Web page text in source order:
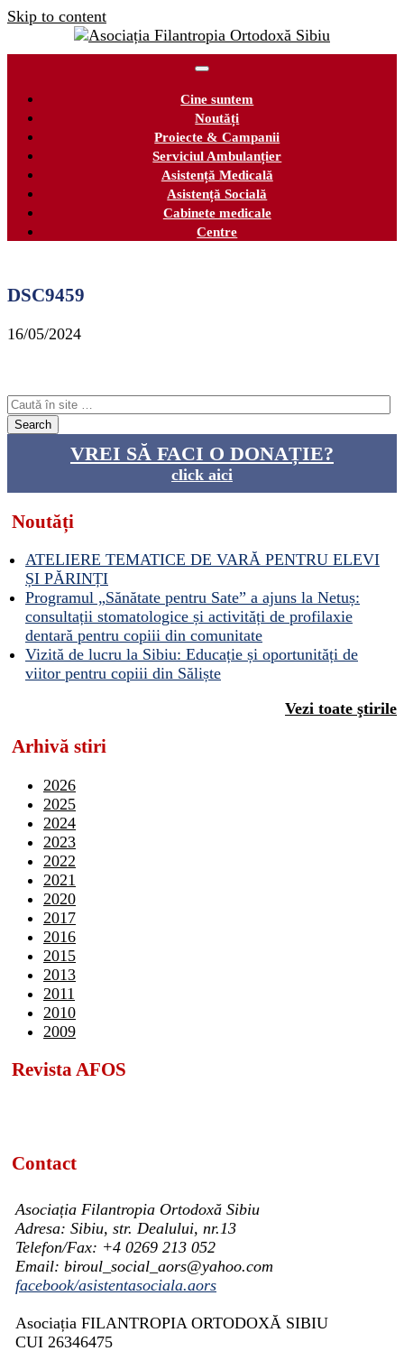
Skip to content
Cine suntem
Noutăți
Proiecte & Campanii
Serviciul Ambulanțier
Asistență Medicală
Asistență Socială
Cabinete medicale
Centre
DSC9459
16/05/2024
VREI SĂ FACI O DONAȚIE?
click aici
Noutăți
ATELIERE TEMATICE DE VARĂ PENTRU ELEVI
ȘI PĂRINȚI
Programul „Sănătate pentru Sate” a ajuns la Netuș:
consultații stomatologice și activități de profilaxie
dentară pentru copiii din comunitate
Vizită de lucru la Sibiu: Educație și oportunități de
viitor pentru copiii din Săliște
Vezi toate ştirile
Arhivă stiri
2026
2025
2024
2023
2022
2021
2020
2017
2016
2015
2013
2011
2010
2009
Revista AFOS
Contact
Asociația Filantropia Ortodoxă Sibiu
Adresa: Sibiu, str. Dealului, nr.13
Telefon/Fax: +4 0269 213 052
Email: biroul_social_aors@yahoo.com
facebook/asistentasociala.aors
Asociația FILANTROPIA ORTODOXĂ SIBIU
CUI 26346475